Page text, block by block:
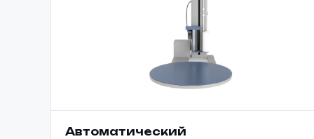
Автоматический